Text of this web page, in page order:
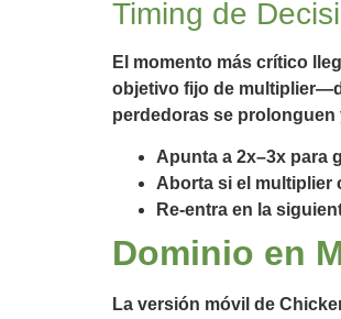
Timing de
El momento más crítico
objetivo fijo de
perdedoras se prolonguen
Apunta a 2x–3x para
Aborta si el multiplier
Re‑entra en la
Dominio en
La versión móvil de